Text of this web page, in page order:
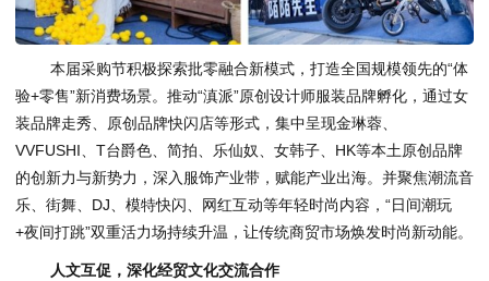
本届采购节积极探索批零融合新模式，打造全国规模领先的“体
验+零售”新消费场景。推动“滇派”原创设计师服装品牌孵化，通过女
装品牌走秀、原创品牌快闪店等形式，集中呈现金琳蓉、
VVFUSHI、T台爵色、简拍、乐仙奴、女韩子、HK等本土原创品牌
的创新力与新势力，深入服饰产业带，赋能产业出海。并聚焦潮流音
乐、街舞、DJ、模特快闪、网红互动等年轻时尚内容，“日间潮玩
+夜间打跳”双重活力场持续升温，让传统商贸市场焕发时尚新动能。
人文互促，深化经贸文化交流合作